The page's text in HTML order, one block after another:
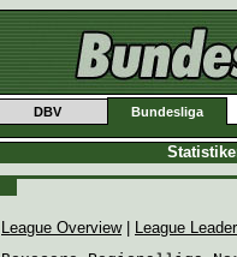
DBV Bundesliga
League Overview|
League